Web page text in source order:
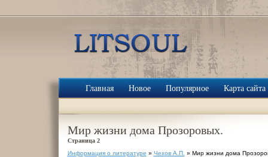
Главная Новое Популярное Карта сайта
Мир жизни дома Прозоровых.
Страница 2
Информация о литературе » Чехов А.П. » Мир жизни дома